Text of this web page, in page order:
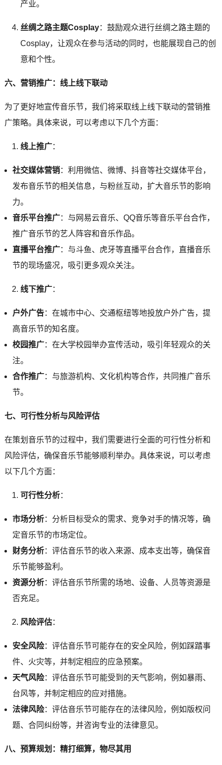
产业。
丝绸之路主题Cosplay：鼓励观众进行丝绸之路主题的
Cosplay，让观众在参与活动的同时，也能展现自己的创
意和个性。
六、营销推广：线上线下联动
为了更好地宣传音乐节，我们将采取线上线下联动的营销推
广策略。具体来说，可以考虑以下几个方面：
线上推广：
社交媒体营销：利用微信、微博、抖音等社交媒体平台，
发布音乐节的相关信息，与粉丝互动，扩大音乐节的影响
力。
音乐平台推广：与网易云音乐、QQ音乐等音乐平台合作，
推广音乐节的艺人阵容和音乐作品。
直播平台推广：与斗鱼、虎牙等直播平台合作，直播音乐
节的现场盛况，吸引更多观众关注。
线下推广：
户外广告：在城市中心、交通枢纽等地投放户外广告，提
高音乐节的知名度。
校园推广：在大学校园举办宣传活动，吸引年轻观众的关
注。
合作推广：与旅游机构、文化机构等合作，共同推广音乐
节。
七、可行性分析与风险评估
在策划音乐节的过程中，我们需要进行全面的可行性分析和
风险评估，确保音乐节能够顺利举办。具体来说，可以考虑
以下几个方面：
可行性分析：
市场分析：分析目标受众的需求、竞争对手的情况等，确
定音乐节的市场定位。
财务分析：评估音乐节的收入来源、成本支出等，确保音
乐节能够盈利。
资源分析：评估音乐节所需的场地、设备、人员等资源是
否充足。
风险评估：
安全风险：评估音乐节可能存在的安全风险，例如踩踏事
件、火灾等，并制定相应的应急预案。
天气风险：评估音乐节可能受到的天气影响，例如暴雨、
台风等，并制定相应的应对措施。
法律风险：评估音乐节可能存在的法律风险，例如版权问
题、合同纠纷等，并咨询专业的法律意见。
八、预算规划：精打细算，物尽其用